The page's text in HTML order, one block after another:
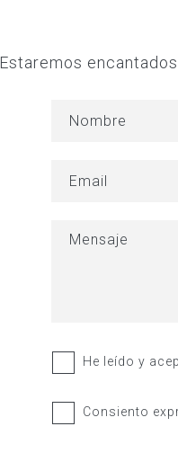
Estaremos
He leído y
Consiento